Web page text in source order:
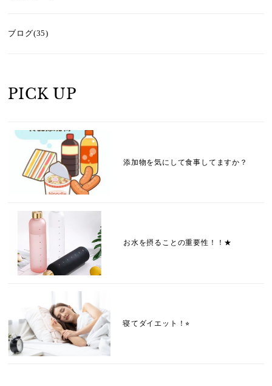
ブログ(35)
PICK UP
添加物を気にして食事してますか？
お水を摂ることの重要性！！★
寝てダイエット！⭐︎